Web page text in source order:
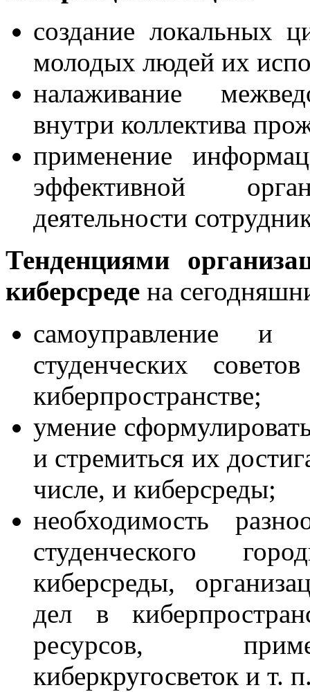
создание локальных
молодых людей их
налаживание
внутри коллектива
применение
эффективной
деятельности
Тенденциями
киберсреде на
самоуправление и
студенческих
киберпространстве;
умение
и стремиться их
числе, и киберсреды;
необходимость
студенческого
киберсреды,
дел в
ресурсов,
киберкругосветок и т.